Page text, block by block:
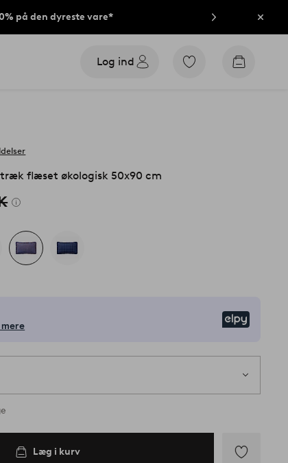
på den dyreste vare* Luk
Log ind
Gå
Gå
flæset økologisk 50x90 cm
Læg i kurv